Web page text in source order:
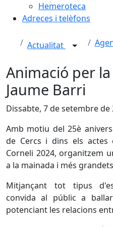
Hemeroteca
Adreces i telèfons
Actualitat
Animació per
Jaume Barri
Dissabte, 7 de setembre de
Amb motiu del 25è
de Cercs i dins els
Corneli 2024, organitzem
a la mainada i més
Mitjançant tot tipus
convida al públic a
potenciant les relacions